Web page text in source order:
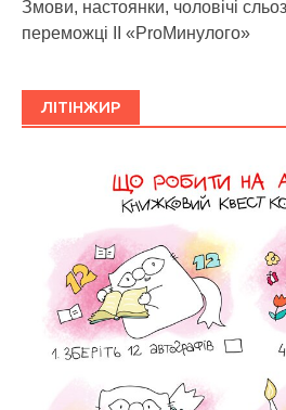
Змови, настоянки, чоловічі
переможці ІІ «ProМинулого»
ЛІТІНЖИР